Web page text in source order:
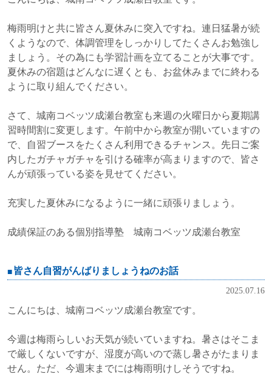
梅雨明けと共に皆さん夏休みに突入ですね。連日猛暑が続
くようなので、体調管理をしっかりしてたくさんお勉強し
ましょう。その為にも学習計画を立てることが大事です。
夏休みの宿題はどんなに遅くとも、お盆休みまでに終わる
ように取り組んでください。
さて、城南コベッツ成瀬台教室も来週の火曜日から夏期講
習時間割に変更します。午前中から教室が開いていますの
で、自習ブースをたくさん利用できるチャンス。先日ご案
内したガチャガチャを引ける確率が高まりますので、皆さ
んが頑張っている姿を見せてください。
充実した夏休みになるように一緒に頑張りましょう。
成績保証のある個別指導塾 城南コベッツ成瀬台教室
皆さん自習がんばりましょうねのお話
2025.07.16
こんにちは、城南コベッツ成瀬台教室です。
今週は梅雨らしいお天気が続いていますね。暑さはそこま
で厳しくないですが、湿度が高いので蒸し暑さがたまりま
せん。ただ、今週末までには梅雨明けしそうですね。